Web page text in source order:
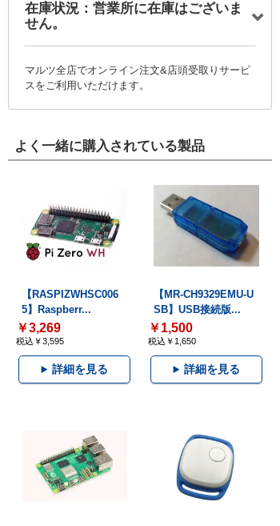
在庫状況：営業所に在庫はございま
せん。
マルツ全店でオンライン注文&店頭受取りサービ
スをご利用いただけます。
よく一緒に購入されている製品
【RASPIZWHSC006
5】Raspberr...
￥3,269
税込￥3,595
詳細を見る
【MR-CH9329EMU-U
SB】USB接続版...
￥1,500
税込￥1,650
詳細を見る